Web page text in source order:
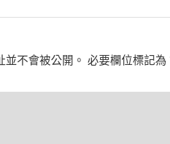
不會被公開。 必要欄位標記為